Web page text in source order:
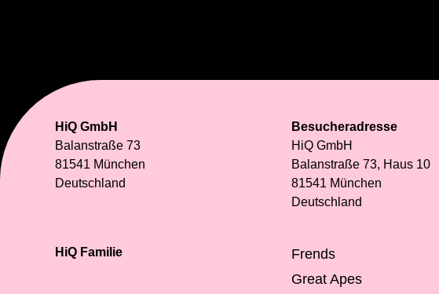
HiQ GmbH
Balanstraße 73
81541 München
Deutschland
Besucheradresse
HiQ GmbH
Balanstraße 73, Haus 10
81541 München
Deutschland
HiQ Familie
Frends
Great Apes